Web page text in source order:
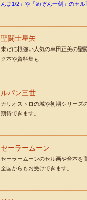
んま1/2」や「めぞん一刻」のセル
聖闘士星矢
未だに根強い人気の車田正美の聖
ク本や資料集も
ルパン三世
カリオストロの城や初期シリーズ
期待できます。
セーラームーン
セーラームーンのセル画や台本を
全国からもお受けできます。